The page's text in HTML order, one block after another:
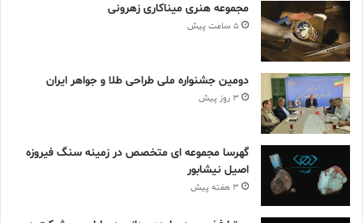
جفری رودز، بنیانگذار شرکت مشاوره فلزات گرانبهای رودز می گوید:
«برای من، قلب صنعت طلای امارات متحده عربی در واقع همین جایی
است که امرور در دبی هستیم.»
جفری رودز در پاسخ به این سوال که چه چیزی باعث چنین موفقیت
چشمگیری در دوبی شده است؟ می گوید: «زیرساخت‌ها و رهبرانی که
دبی دارد باعث رونق این تجارت شده است.»
جفری رودز درباره حضور توریست‌ها و محبوبیت این بازار می افزاید:
مجموعه هنری میناکاری زهرونی
5 ساعت پیش
دومین جشنواره ملی طراحی طلا و جواهر ایران
3 روز پیش
گهرسا مجموعه ای متخصص در زمینه سنگ فیروزه
اصیل نیشابور
3 هفته پیش